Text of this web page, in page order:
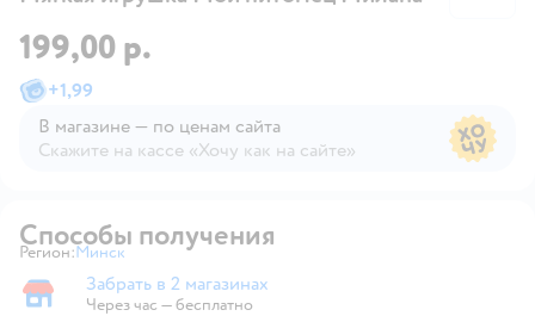
199,00 р.
+1,99
В магазине — по ценам сайта
Скажите на кассе «Хочу как на сайте»
Способы получения
Регион: Выбор адреса доставки.
Минск
Забрать в магазине
Забрать в 2 магазинах
Через час — бесплатно